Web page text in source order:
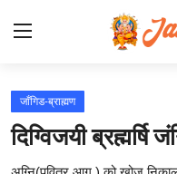
लॉग इन करें
होम
जाँगिड-ब्राह्मण
दिग्विजयी ब्रह्मर्षि